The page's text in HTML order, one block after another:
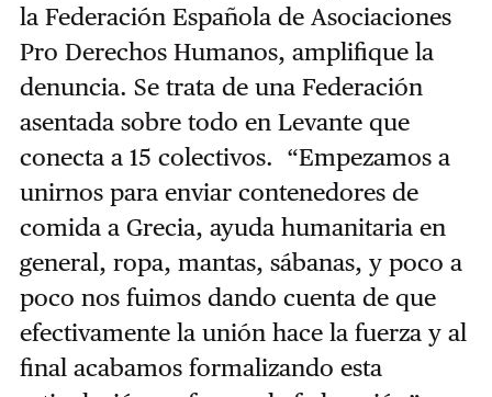
la Federación Española de Asociaciones
Pro Derechos Humanos, amplifique la
denuncia. Se trata de una Federación
asentada sobre todo en Levante que
conecta a 15 colectivos. “Empezamos a
unirnos para enviar contenedores de
comida a Grecia, ayuda humanitaria en
general, ropa, mantas, sábanas, y poco a
poco nos fuimos dando cuenta de que
efectivamente la unión hace la fuerza y al
final acabamos formalizando esta